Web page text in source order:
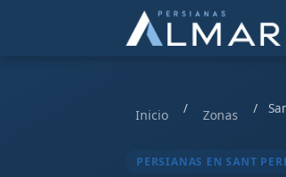
Inicio / Zonas /
PERSIANAS EN SANT